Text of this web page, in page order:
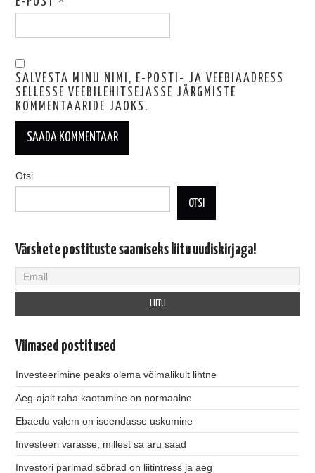
SALVESTA MINU NIMI, E-POSTI- JA VEEBIAADRESS
SELLESSE VEEBILEHITSEJASSE JÄRGMISTE
KOMMENTAARIDE JAOKS.
Otsi
OTSI
Värskete postituste saamiseks liitu uudiskirjaga!
Viimased postitused
Investeerimine peaks olema võimalikult lihtne
Aeg-ajalt raha kaotamine on normaalne
Ebaedu valem on iseendasse uskumine
Investeeri varasse, millest sa aru saad
Investori parimad sõbrad on liitintress ja aeg